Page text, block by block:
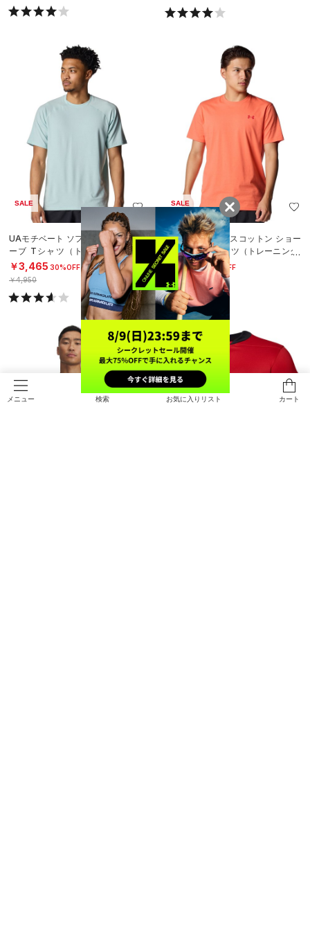
メニュー 検索 お気に入りリスト カート
SALE
UAモチベート ソフト ショートスリ
ーブ Tシャツ（トレーニング/ME
N）
￥3,465 30%OFF
￥4,950
SALE
UAパフォーマンスコットン ショー
トスリーブTシャツ（トレーニング/
MEN）
￥2,38730%OFF
￥3,410